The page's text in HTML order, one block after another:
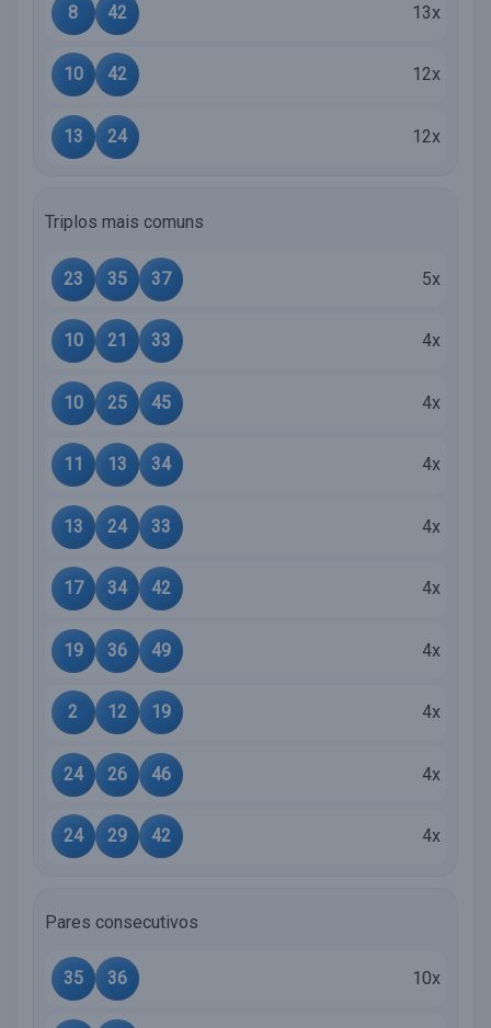
8 42 13x
10 42 12x
13 24 12x
Triplos mais comuns
23 35 37 5x
10 21 33 4x
10 25 45 4x
11 13 34 4x
13 24 33 4x
17 34 42 4x
19 36 49 4x
2 12 19 4x
24 26 46 4x
24 29 42 4x
Pares consecutivos
35 36 10x